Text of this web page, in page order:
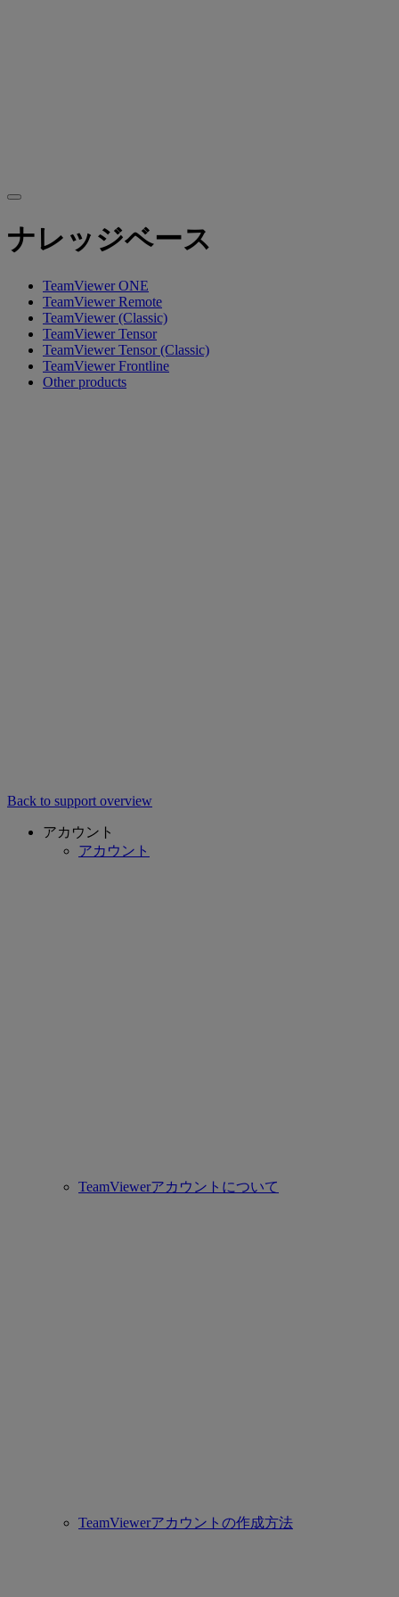
ナレッジベース
TeamViewer ONE
TeamViewer Remote
TeamViewer (Classic)
TeamViewer Tensor
TeamViewer Tensor (Classic)
TeamViewer Frontline
Other products
Back to support overview
アカウント
アカウント
TeamViewerアカウントについて
TeamViewerアカウントの作成方法